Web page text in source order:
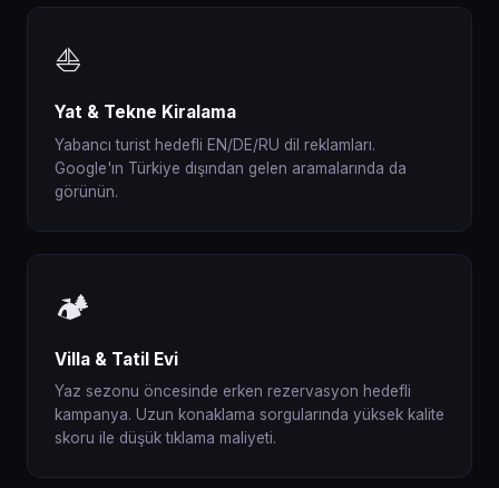
⛵
Yat & Tekne Kiralama
Yabancı turist hedefli EN/DE/RU dil reklamları.
Google'ın Türkiye dışından gelen aramalarında da
görünün.
🏕️
Villa & Tatil Evi
Yaz sezonu öncesinde erken rezervasyon hedefli
kampanya. Uzun konaklama sorgularında yüksek kalite
skoru ile düşük tıklama maliyeti.